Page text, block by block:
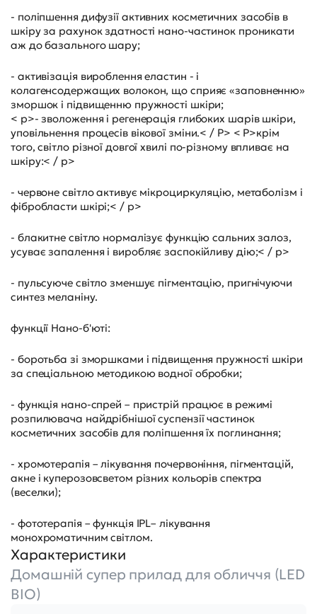
- поліпшення дифузії активних косметичних засобів в
шкіру за рахунок здатності нано-частинок проникати
аж до базального шару;
- активізація вироблення еластин - і
колагенсодержащих волокон, що сприяє «заповненню»
зморшок і підвищенню пружності шкіри;
< p>- зволоження і регенерація глибоких шарів шкіри,
уповільнення процесів вікової зміни.< / P> < P>крім
того, світло різної довгої хвилі по-різному впливає на
шкіру:< / p>
- червоне світло активує мікроциркуляцію, метаболізм і
фібробласти шкірі;< / p>
- блакитне світло нормалізує функцію сальних залоз,
усуває запалення і виробляє заспокійливу дію;< / p>
- пульсуюче світло зменшує пігментацію, пригнічуючи
синтез меланіну.
функції Нано-б'юті:
- боротьба зі зморшками і підвищення пружності шкіри
за спеціальною методикою водної обробки;
- функція нано-спрей – пристрій працює в режимі
розпилювача найдрібнішої суспензії частинок
косметичних засобів для поліпшення їх поглинання;
- хромотерапія – лікування почервоніння, пігментацій,
акне і куперозовсветом різних кольорів спектра
(веселки);
- фототерапія – функція IPL– лікування
монохроматичним світлом.
Характеристики
Домашній супер прилад для обличчя (LED
BIO)